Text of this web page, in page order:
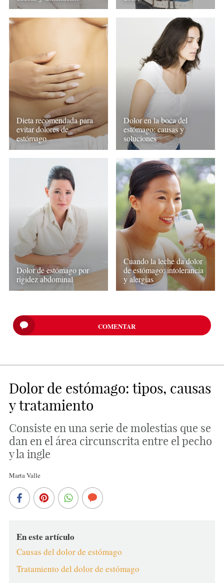
Dieta recomendada para
evitar dolores de
estómago
Dolor en la boca del
estómago: causas y
soluciones
Dolor de estómago por
rigidez abdominal
Cuando la leche da dolor
de estómago: intolerancia
y alergias
COMENTAR
Dolor de estómago: tipos, causas
y tratamiento
Consiste en una serie de molestias que se
dan en el área circunscrita entre el pecho
y la ingle
Marta Valle
En este artículo
Causas del dolor de estómago
Tratamiento del dolor de estómago